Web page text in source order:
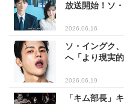
放送開始！ソ
2026.06.16
ソ・イングク
へ「より現実的
2026.06.19
「キム部長」